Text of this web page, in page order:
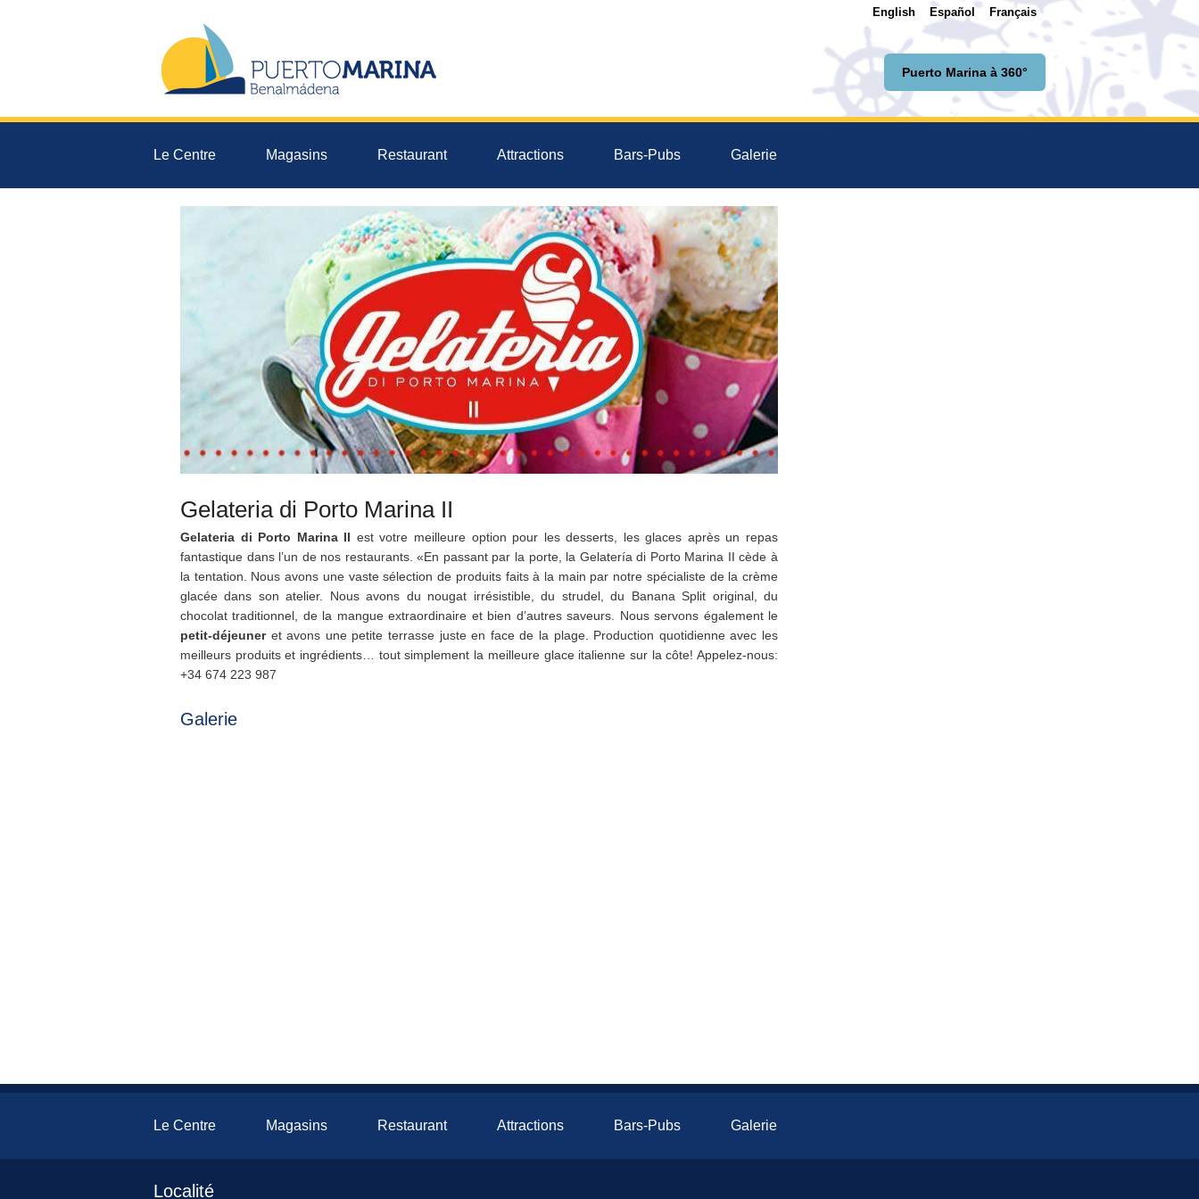
English Español Français
Puerto Marina à 360°
Le Centre Magasins Restaurant Attractions Bars-Pubs Galerie
Gelateria di Porto Marina II
Gelateria di Porto Marina II est votre meilleure option pour les desserts, les glaces après un repas
fantastique dans l’un de nos restaurants. «En passant par la porte, la Gelatería di Porto Marina II cède à
la tentation. Nous avons une vaste sélection de produits faits à la main par notre spécialiste de la crème
glacée dans son atelier. Nous avons du nougat irrésistible, du strudel, du Banana Split original, du
chocolat traditionnel, de la mangue extraordinaire et bien d’autres saveurs. Nous servons également le
petit-déjeuneret avons une petite terrasse juste en face de la plage. Production quotidienne avec les
meilleurs produits et ingrédients… tout simplement la meilleure glace italienne sur la côte! Appelez-nous:
+34 674 223 987
Galerie
Le Centre Magasins Restaurant Attractions Bars-Pubs Galerie
Localité